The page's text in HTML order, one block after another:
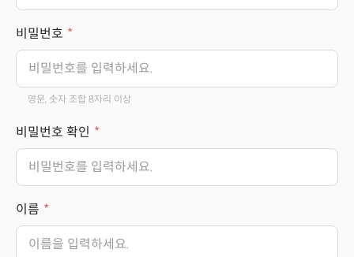
비밀번호
영문, 숫자 조합 8자리 이상
비밀번호 확인
이름